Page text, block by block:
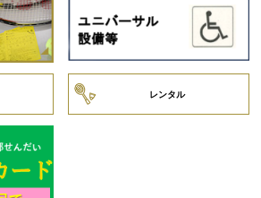
レンタル